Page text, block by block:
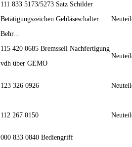
111 833 5173/5273 Satz Schilder
Betätigungszeichen Gebläseschalter
Behr...
115 420 0685 Bremsseil Nachfertigung
vdh über GEMO
123 326 0926
112 267 0150
000 833 0840 Bediengriff